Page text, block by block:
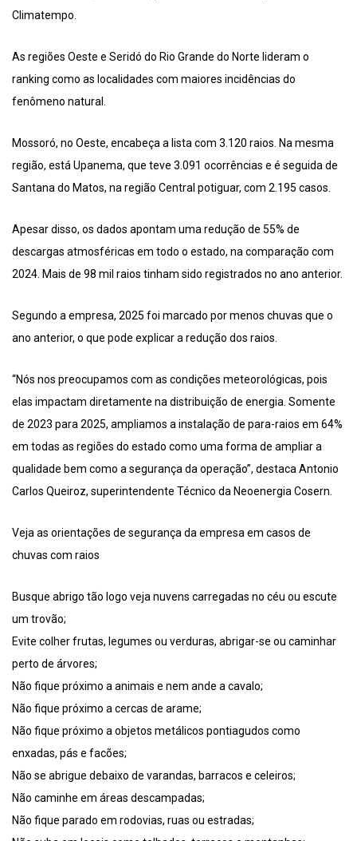
Climatempo.
As regiões Oeste e Seridó do Rio Grande do Norte lideram o
ranking como as localidades com maiores incidências do
fenômeno natural.
Mossoró, no Oeste, encabeça a lista com 3.120 raios. Na mesma
região, está Upanema, que teve 3.091 ocorrências e é seguida de
Santana do Matos, na região Central potiguar, com 2.195 casos.
Apesar disso, os dados apontam uma redução de 55% de
descargas atmosféricas em todo o estado, na comparação com
2024. Mais de 98 mil raios tinham sido registrados no ano anterior.
Segundo a empresa, 2025 foi marcado por menos chuvas que o
ano anterior, o que pode explicar a redução dos raios.
“Nós nos preocupamos com as condições meteorológicas, pois
elas impactam diretamente na distribuição de energia. Somente
de 2023 para 2025, ampliamos a instalação de para-raios em 64%
em todas as regiões do estado como uma forma de ampliar a
qualidade bem como a segurança da operação”, destaca Antonio
Carlos Queiroz, superintendente Técnico da Neoenergia Cosern.
Veja as orientações de segurança da empresa em casos de
chuvas com raios
Busque abrigo tão logo veja nuvens carregadas no céu ou escute
um trovão;
Evite colher frutas, legumes ou verduras, abrigar-se ou caminhar
perto de árvores;
Não fique próximo a animais e nem ande a cavalo;
Não fique próximo a cercas de arame;
Não fique próximo a objetos metálicos pontiagudos como
enxadas, pás e facões;
Não se abrigue debaixo de varandas, barracos e celeiros;
Não caminhe em áreas descampadas;
Não fique parado em rodovias, ruas ou estradas;